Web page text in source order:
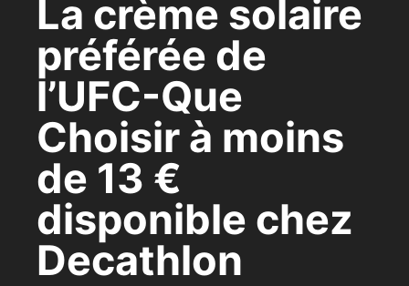
La crème solaire
préférée de
l’UFC-Que
Choisir à moins
de 13 €
disponible chez
Decathlon